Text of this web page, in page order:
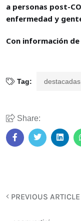
a personas post-
enfermedad y
Con información de
Tag: destacadas
Share:
PREVIOUS ARTICLE